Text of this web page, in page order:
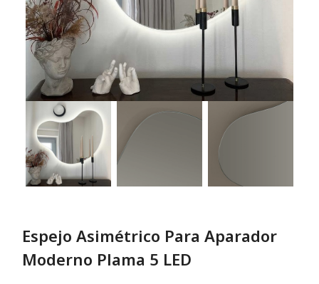
Espejo Asimétrico Para Aparador
Moderno Plama 5 LED